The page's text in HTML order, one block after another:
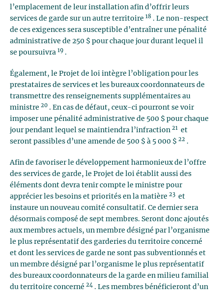
l’emplacement de leur installation afin d’offrir leurs
services de garde sur un autre territoire 18 . Le non-respect
de ces exigences sera susceptible d’entraîner une pénalité
administrative de 250 $ pour chaque jour durant lequel il
se poursuivra 19 .
Également, le Projet de loi intègre l’obligation pour les
prestataires de services et les bureaux coordonnateurs de
transmettre des renseignements supplémentaires au
ministre 20 . En cas de défaut, ceux-ci pourront se voir
imposer une pénalité administrative de 500 $ pour chaque
jour pendant lequel se maintiendra l’infraction 21
et
seront passibles d’une amende de 500 $ à 5 000 $ 22 .
Afin de favoriser le développement harmonieux de l’offre
des services de garde, le Projet de loi établit aussi des
éléments dont devra tenir compte le ministre pour
apprécier les besoins et priorités en la matière 23 et
instaure un nouveau comité consultatif. Ce dernier sera
désormais composé de sept membres. Seront donc ajoutés
aux membres actuels, un membre désigné par l’organisme
le plus représentatif des garderies du territoire concerné
et dont les services de garde ne sont pas subventionnés et
un membre désigné par l’organisme le plus représentatif
des bureaux coordonnateurs de la garde en milieu familial
du territoire concerné 24 . Les membres bénéficieront d’un